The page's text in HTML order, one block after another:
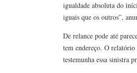
igualdade absoluta do
iguais que os outros”,
De relance pode até
tem endereço. O
testemunha essa sinistra